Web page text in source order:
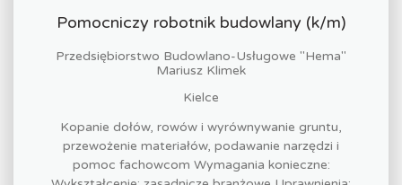
Pomocniczy robotnik budowlany (k/m)
Przedsiębiorstwo Budowlano-Usługowe "Hema"
Mariusz Klimek
Kielce
Kopanie dołów, rowów i wyrównywanie gruntu,
przewożenie materiałów, podawanie narzędzi i
pomoc fachowcom Wymagania konieczne: